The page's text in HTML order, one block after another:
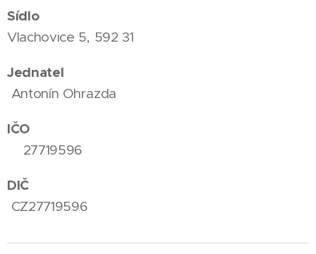
Sídlo
Vlachovice 5, 592 31
Jednatel
Antonín Ohrazda
IČO
27719596
DIČ
CZ27719596